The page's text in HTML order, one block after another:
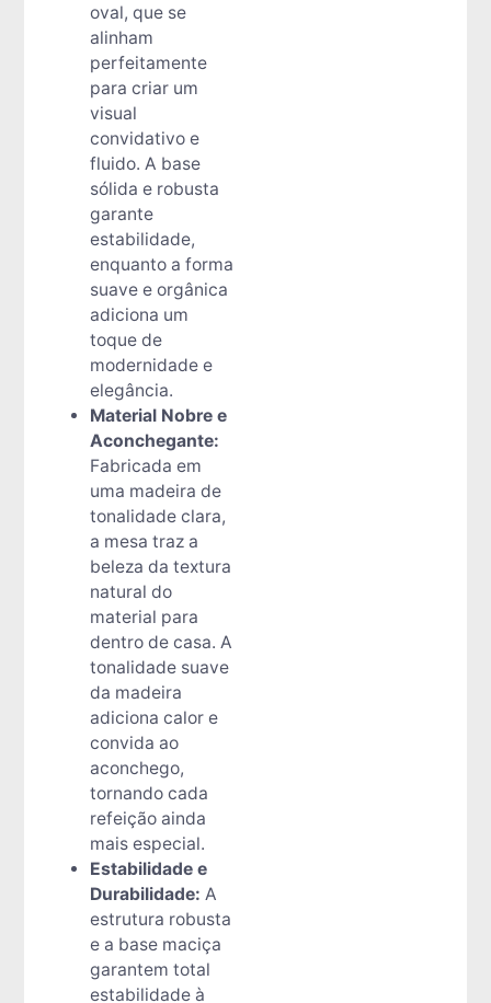
oval, que se
alinham
perfeitamente
para criar um
visual
convidativo e
fluido. A base
sólida e robusta
garante
estabilidade,
enquanto a forma
suave e orgânica
adiciona um
toque de
modernidade e
elegância.
Material Nobre e
Aconchegante:
Fabricada em
uma madeira de
tonalidade clara,
a mesa traz a
beleza da textura
natural do
material para
dentro de casa. A
tonalidade suave
da madeira
adiciona calor e
convida ao
aconchego,
tornando cada
refeição ainda
mais especial.
Estabilidade e
Durabilidade: A
estrutura robusta
e a base maciça
garantem total
estabilidade à